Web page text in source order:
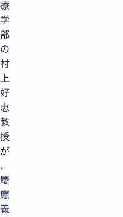
療
学
部
の
村
上
好
恵
教
授
が
、
慶
應
義